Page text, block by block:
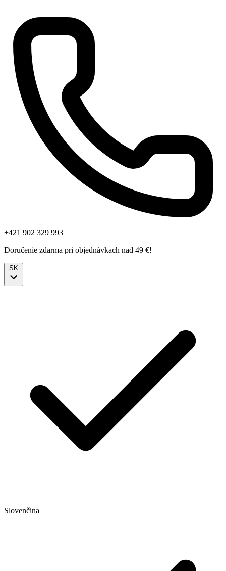
+421 902 329 993
Doručenie zdarma pri objednávkach nad 49 €!
SK
Slovenčina